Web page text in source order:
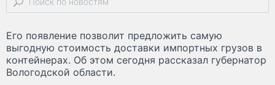
Его появление позволит предложить самую
выгодную стоимость доставки импортных грузов в
контейнерах. Об этом сегодня рассказал губернатор
Вологодской области.